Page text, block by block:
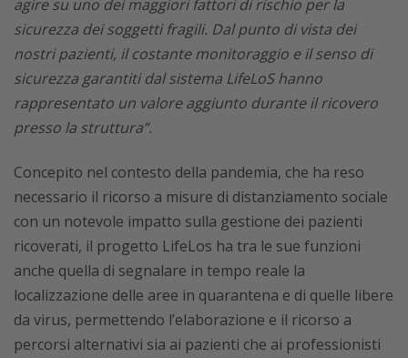
agire su uno dei maggiori fattori di rischio per la
sicurezza dei soggetti fragili. Dal punto di vista dei
nostri pazienti, il costante monitoraggio e il senso di
sicurezza garantiti dal sistema LifeLoS hanno
rappresentato un valore aggiunto durante il ricovero
presso la struttura”.
Concepito nel contesto della pandemia, che ha reso
necessario il ricorso a misure di distanziamento sociale
con un notevole impatto sulla gestione dei pazienti
ricoverati, il progetto LifeLos ha tra le sue funzioni
anche quella di segnalare in tempo reale la
localizzazione delle aree in quarantena e di quelle libere
da virus, permettendo l’elaborazione e il ricorso a
percorsi alternativi sia ai pazienti che ai professionisti